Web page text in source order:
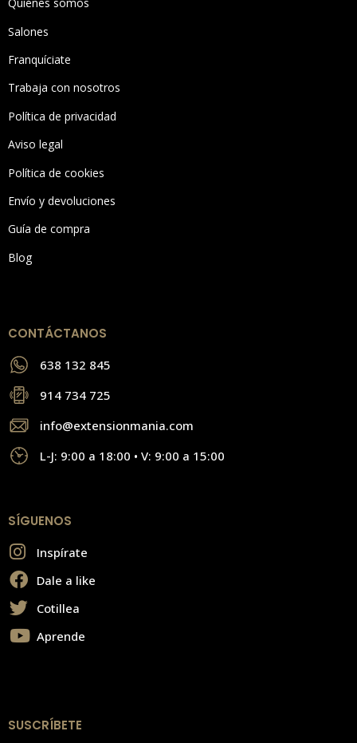
Salones
Franquíciate
Trabaja con nosotros
Política de privacidad
Aviso legal
Política de cookies
Envío y devoluciones
Guía de compra
Blog
CONTÁCTANOS
638 132 845
914 734 725
info@extensionmania.com
L-J: 9:00 a 18:00 • V: 9:00 a 15:00
SÍGUENOS
Inspírate
Dale a like
Cotillea
Aprende
SUSCRÍBETE